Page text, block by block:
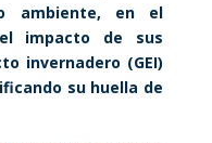
ambiente, en el
impacto de sus
invernadero (GEI)
su huella de